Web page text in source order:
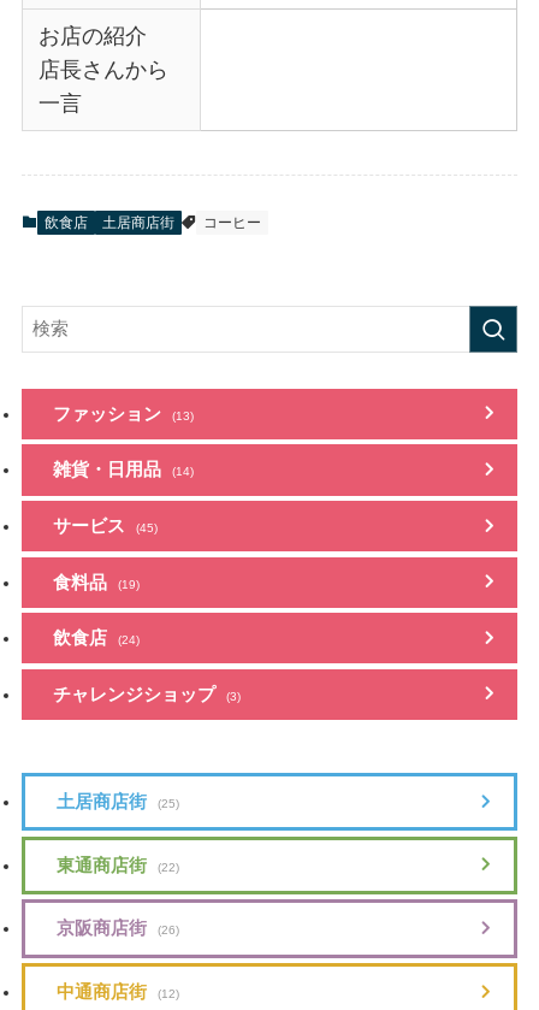
お店の紹介
店長さんから
一言
飲食店 土居商店街 コーヒー
ファッション (13)
雑貨・日用品 (14)
サービス (45)
食料品 (19)
飲食店 (24)
チャレンジショップ (3)
土居商店街 (25)
東通商店街 (22)
京阪商店街 (26)
中通商店街 (12)